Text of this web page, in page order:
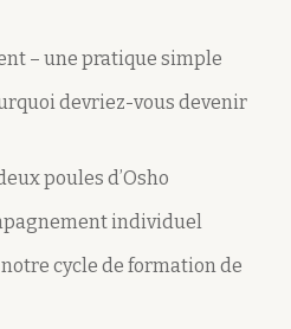
– une pratique simple
devriez-vous devenir
poules d’Osho
individuel
cycle de formation de